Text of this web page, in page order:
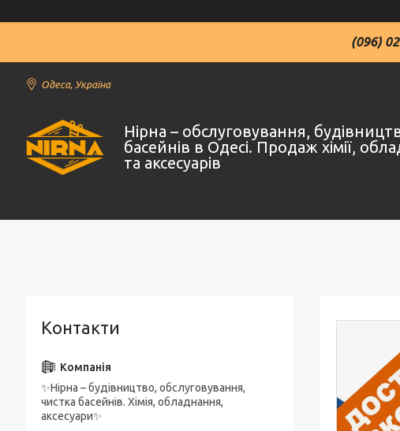
(096)
Одеса, Україна
Нірна – обслуговування,
басейнів в Одесі. Продаж хімії,
та аксесуарів
Контакти
✨Нірна – будівництво, обслуговування,
чистка басейнів. Хімія, обладнання,
аксесуари✨